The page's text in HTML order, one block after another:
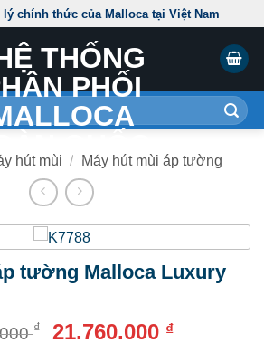
chính thức của Malloca tại Việt Nam
hút mùi / Máy hút mùi áp tường
tường Malloca Luxury
₫
Giá
21.760.000 ₫Giá